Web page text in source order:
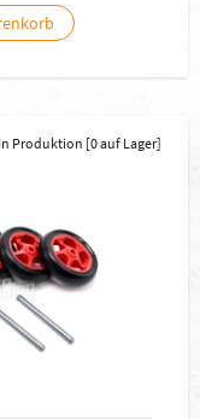
In Produktion [0 auf Lager]